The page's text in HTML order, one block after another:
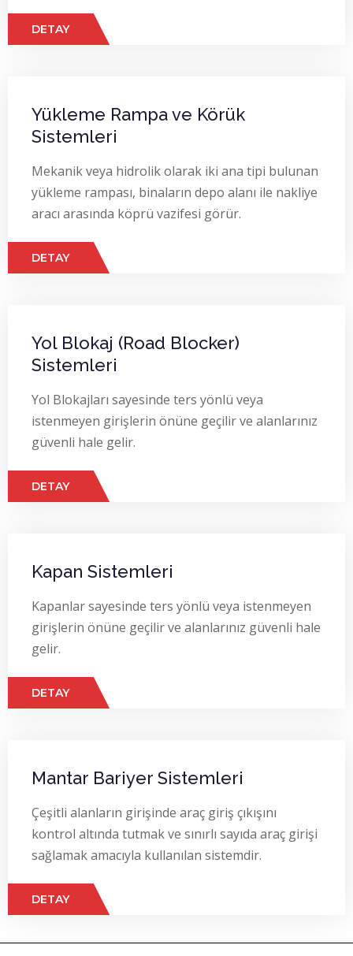
DETAY
Yükleme Rampa ve Körük
Sistemleri
Mekanik veya hidrolik olarak iki ana tipi bulunan
yükleme rampası, binaların depo alanı ile nakliye
aracı arasında köprü vazifesi görür.
DETAY
Yol Blokaj (Road Blocker)
Sistemleri
Yol Blokajları sayesinde ters yönlü veya
istenmeyen girişlerin önüne geçilir ve alanlarınız
güvenli hale gelir.
DETAY
Kapan Sistemleri
Kapanlar sayesinde ters yönlü veya istenmeyen
girişlerin önüne geçilir ve alanlarınız güvenli hale
gelir.
DETAY
Mantar Bariyer Sistemleri
Çeşitli alanların girişinde araç giriş çıkışını
kontrol altında tutmak ve sınırlı sayıda araç girişi
sağlamak amacıyla kullanılan sistemdir.
DETAY